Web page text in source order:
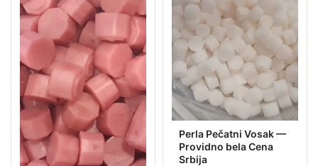
Perla Pečatni Vosak —
Providno bela Cena
Srbija